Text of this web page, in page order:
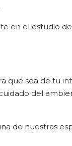
en el estudio
que sea de tu
del
de nuestras